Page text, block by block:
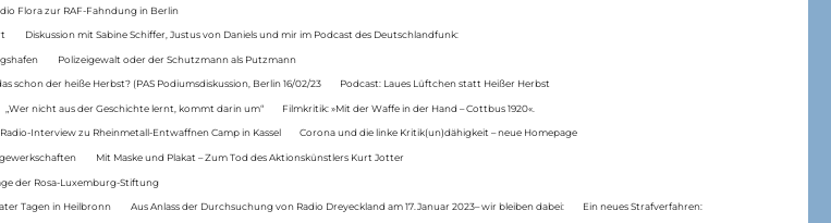
Flora zur RAF-Fahndung in Berlin
Diskussion mit Sabine Schiffer, Justus von Daniels und mir im Podcast des Deutschlandfunk:
Polizeigewalt oder der Schutzmann als Putzmann
schon der heiße Herbst? (PAS Podiumsdiskussion, Berlin 16/02/23 Podcast: Laues Lüftchen statt Heißer Herbst
„Wer nicht aus der Geschichte lernt, kommt darin um“ Filmkritik: »Mit der Waffe in der Hand – Cottbus 1920«.
Radio-Interview zu Rheinmetall-Entwaffnen Camp in Kassel Corona und die linke Kritik(un)dähigkeit – neue Homepage
Mit Maske und Plakat – Zum Tod des Aktionskünstlers Kurt Jotter
der Rosa-Luxemburg-Stiftung
Tagen in Heilbronn Aus Anlass der Durchsuchung von Radio Dreyeckland am 17.Januar 2023– wir bleiben dabei: Ein neues Strafverfahren: